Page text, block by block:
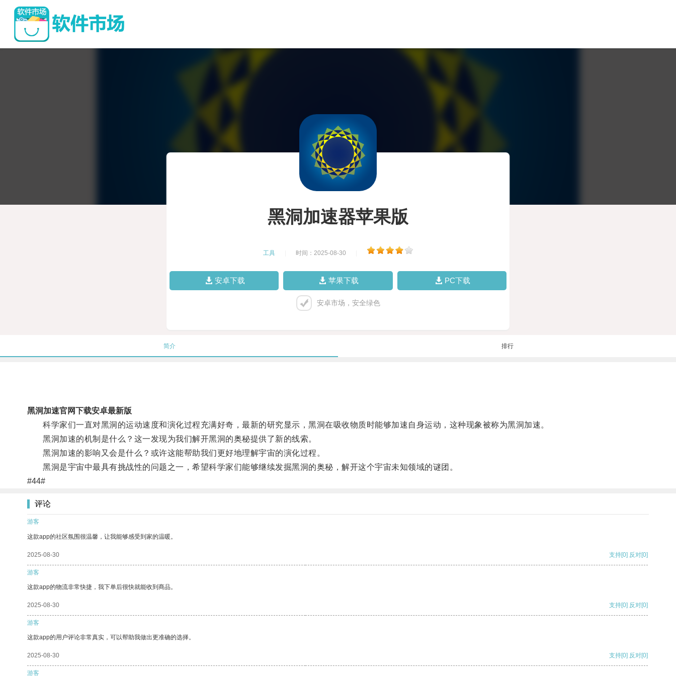
黑洞加速器苹果版
工具 时间：2025-08-30
安卓下载 苹果下载 PC下载
安卓市场，安全绿色
简介 排行
黑洞加速官网下载安卓最新版
科学家们一直对黑洞的运动速度和演化过程充满好奇，最新的研究显示，黑洞在吸收物质时能够加速自身运动，这种现象被称为黑洞加速。
黑洞加速的机制是什么？这一发现为我们解开黑洞的奥秘提供了新的线索。
黑洞加速的影响又会是什么？或许这能帮助我们更好地理解宇宙的演化过程。
黑洞是宇宙中最具有挑战性的问题之一，希望科学家们能够继续发掘黑洞的奥秘，解开这个宇宙未知领域的谜团。
#44#
评论
游客
这款app的社区氛围很温馨，让我能够感受到家的温暖。
2025-08-30 支持[0] 反对[0]
游客
这款app的物流非常快捷，我下单后很快就能收到商品。
2025-08-30 支持[0] 反对[0]
游客
这款app的用户评论非常真实，可以帮助我做出更准确的选择。
2025-08-30 支持[0] 反对[0]
游客